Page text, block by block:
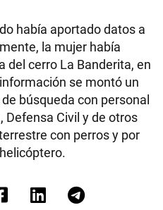
había aportado datos a
la mujer había
del cerro La Banderita, en
se montó un
búsqueda con personal
Defensa Civil y de otros
con perros y por